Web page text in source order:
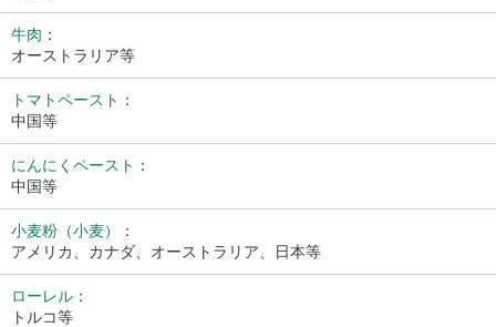
牛肉 ：
オーストラリア等
トマトペースト ：
中国等
にんにくペースト ：
中国等
小麦粉（小麦）
：
アメリカ、カナダ、オーストラリア、日本等
ローレル ：
トルコ等